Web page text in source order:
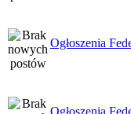
Ogłoszenia
Ogłoszenia